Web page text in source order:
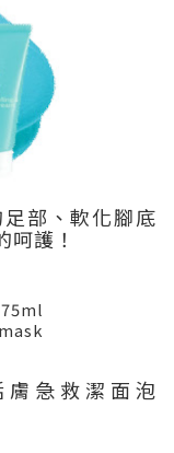
部、軟化腳底
護！
急救潔面泡